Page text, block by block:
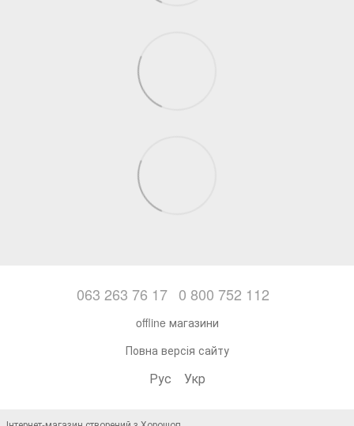
063 263 76 17 0 800 752 112
offline магазини
Повна версія сайту
Рус Укр